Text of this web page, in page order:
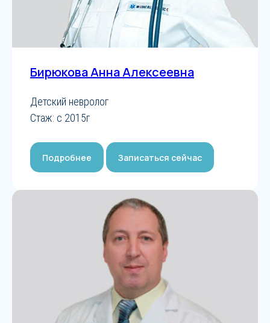
Бирюкова Анна Алексеевна
Детский невролог
Стаж: с 2015г
Подробнее Записаться сейчас